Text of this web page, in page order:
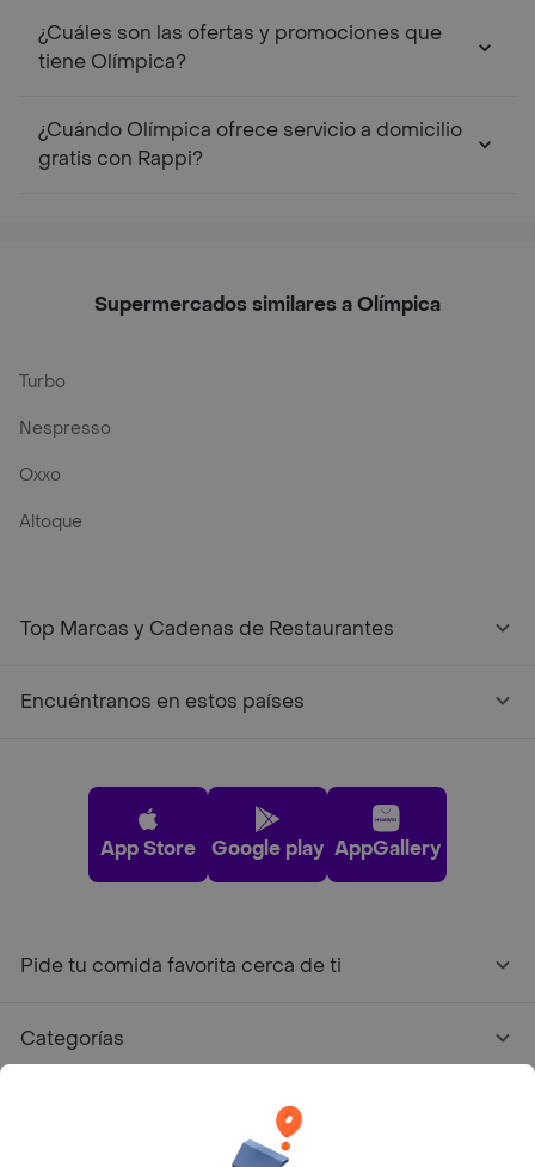
¿Cuáles son las ofertas y promociones que
tiene Olímpica?
¿Cuándo Olímpica ofrece servicio a domicilio
gratis con Rappi?
Supermercados similares a Olímpica
Turbo
Nespresso
Oxxo
Altoque
Top Marcas y Cadenas de Restaurantes
Encuéntranos en estos países
App Store Google play AppGallery
Pide tu comida favorita cerca de ti
Categorías